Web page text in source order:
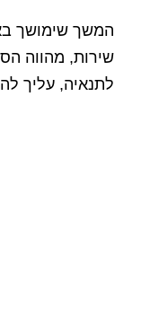
המשך שימושך
שירות, מהווה
לתנאיה, עליך